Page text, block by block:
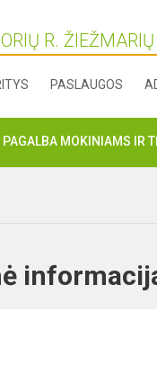
R.
PASLAUGOS
PAGALBA MOKINIAMS IR